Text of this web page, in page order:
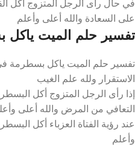
في حال رأى الرجل المتزوج أكل
على السعادة والله أعلى وأعلم
تفسير حلم الميت ياكل
تفسير حلم الميت ياكل بسطرمة
الاستقرار ولله علم الغيب
إذا رأى الرجل المتزوج أكل
التعافي من المرض والله أعلى
عند رؤية الفتاة العزباء أكل
وأعلم